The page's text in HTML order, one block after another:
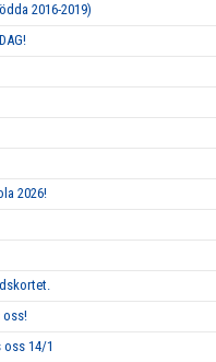
2016-2019)
2026!
oss!
oss 14/1